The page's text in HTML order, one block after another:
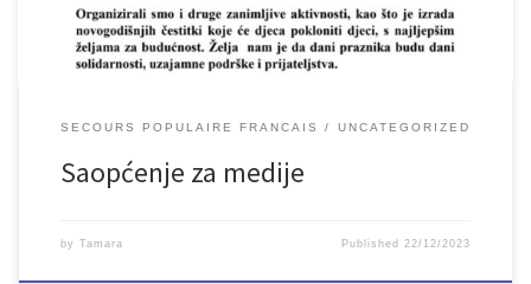
SECOURS POPULAIRE FRANCAIS UNCATEGORIZED
Saopćenje za medije
by Tamara Published22/12/2023